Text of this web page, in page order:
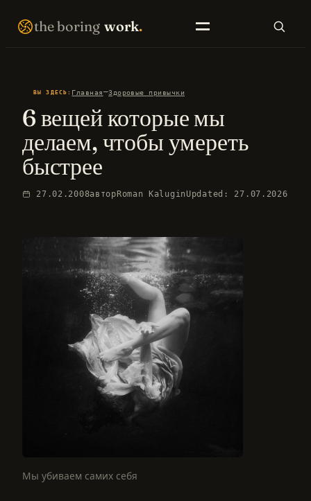
THE BORING WORK · SELF-IMPROVEMENT THAT COMPOUNDS · EST. 2007 · NO FIREWORKS ·
the boring work.
EN LIBRARY RU LIBRARY
ВЫ ЗДЕСЬ: Главная—Здоровые привычки
6 вещей которые мы
делаем, чтобы умереть
быстрее
27.02.2008автор Roman Kalugin Updated: 27.07.2026
Мы убиваем самих себя